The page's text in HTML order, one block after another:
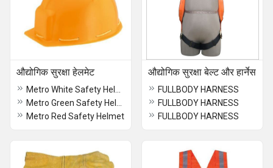
औद्योगिक सुरक्षा हेलमेट
Metro Red Safety Helmet
औद्योगिक सुरक्षा बेल्ट और हार्नेस
FULLBODY HARNESS
FULLBODY HARNESS
FULLBODY HARNESS